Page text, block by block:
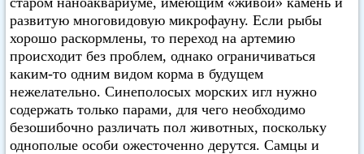
развитую многовидовую микрофауну. Если рыбы
хорошо раскормлены, то переход на артемию
происходит без проблем, однако ограничиваться
каким-то одним видом корма в будущем
нежелательно. Синеполосых морских игл нужно
содержать только парами, для чего необходимо
безошибочно различать пол животных, поскольку
однополые особи ожесточенно дерутся. Самцы и